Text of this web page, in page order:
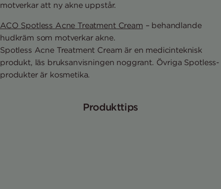
motverkar att ny akne uppstår.
ACO Spotless Acne Treatment Cream – behandlande
hudkräm som motverkar akne.
Spotless Acne Treatment Cream är en medicinteknisk
produkt, läs bruksanvisningen noggrant. Övriga Spotless-
produkter är kosmetika.
Produkttips